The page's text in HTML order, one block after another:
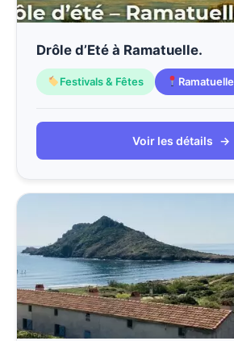
Drôle d’Eté à Ramatuelle.
Festivals & Fêtes Ramatuelle
Voir les détails →